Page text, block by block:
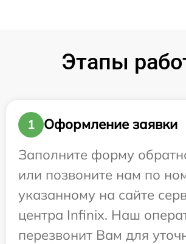
Этапы
1
Оформление заявки
Заполните форму
или позвоните нам по
указанному на сайте
центра Infinix. Наш
перезвонит Вам для